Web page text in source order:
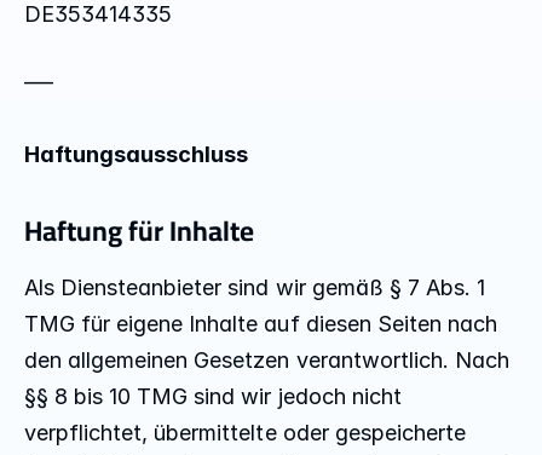
DE353414335
Haftungsausschluss
Haftung für Inhalte
Als Diensteanbieter sind wir gemäß § 7 Abs. 1
TMG für eigene Inhalte auf diesen Seiten nach
den allgemeinen Gesetzen verantwortlich. Nach
§§ 8 bis 10 TMG sind wir jedoch nicht
verpflichtet, übermittelte oder gespeicherte